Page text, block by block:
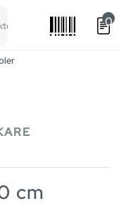
0
cm